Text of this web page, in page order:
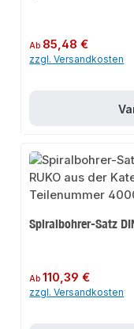
Regulärer Preis:
Ab 85,48 €
zzgl. Versandkosten
Spiralbohrer-Satz
Regulärer Preis:
Ab110,39 €
zzgl. Versandkosten